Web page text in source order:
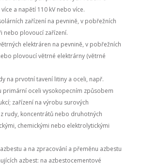
a napětí 110 kV nebo více.
zařízení na pevnině, v pobřežních
nebo plovoucí zařízení.
elektráren na pevnině, v pobřežních
plovoucí větrné elektrárny (větrné
na prvotní tavení litiny a oceli, např.
primární oceli vysokopecním způsobem
zařízení na výrobu surových
rudy, koncentrátů nebo druhotných
chemickými nebo elektrolytickými
a na zpracování a přeměnu azbestu
azbest: na azbestocementové